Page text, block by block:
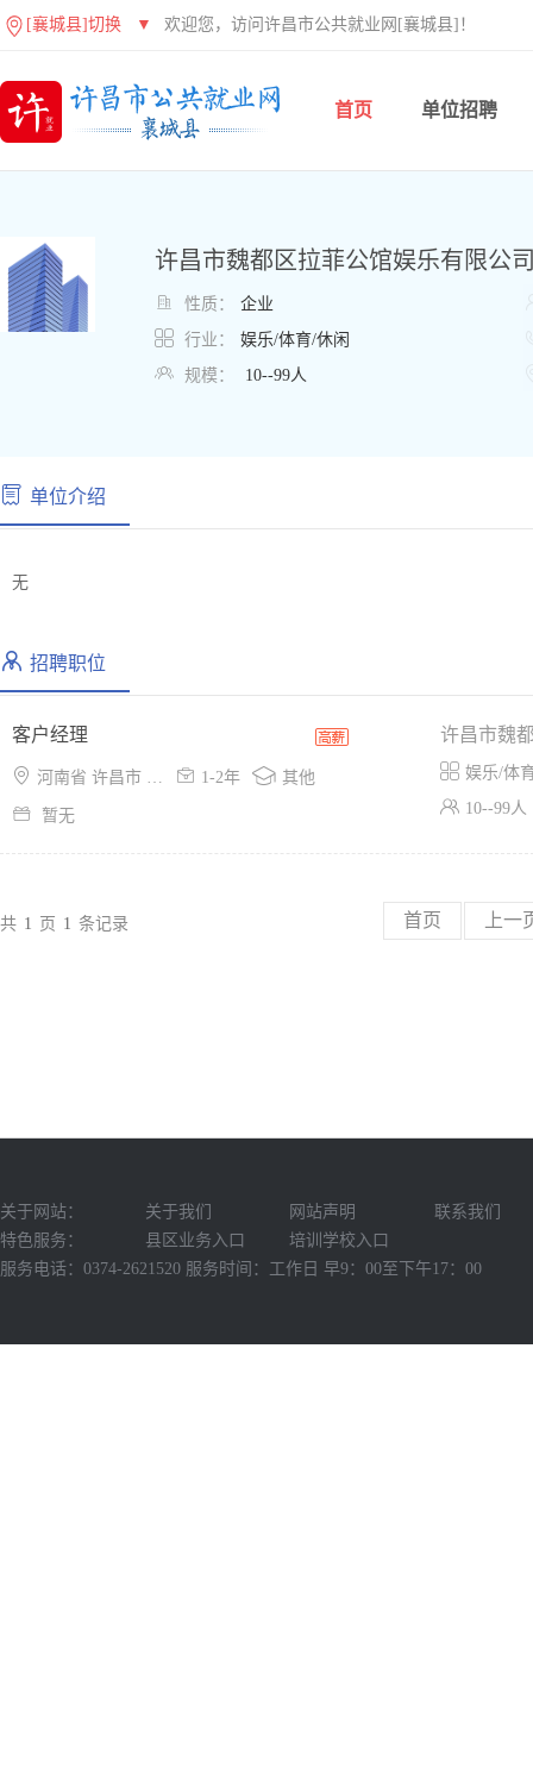
[襄城县]切换 ▼ 欢迎您，访问许昌市公共就业网[襄城县]！
首页 单位招聘
许昌市魏都区拉菲公馆娱乐有限公
 性质： 企业
 行业： 娱乐/体育/休闲
 规模： 10--99人
单位介绍
无
招聘职位
客户经理
 河南省 许昌市 魏都区  1-2年  其他
 暂无
许昌市魏
 娱乐/体
 10--99人
共 1 页 1 条记录 首页 上一
关于网站： 关于我们 网站声明
联系我们
特色服务：
县区业务入口
培训学校入口
服务电话：0374-2621520 服务时间：工作日 早9：00至下午17：00